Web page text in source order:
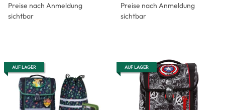
Preise nach Anmeldung
sichtbar
Preise nach Anmeldung
sichtbar
AUF LAGER AUF LAGER